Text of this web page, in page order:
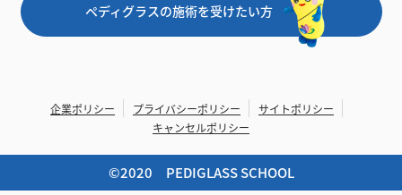
ペディグラスの施術を受けたい方
企業ポリシー プライバシーポリシー
サイトポリシー
キャンセルポリシー
©︎2020 PEDIGLASS SCHOOL